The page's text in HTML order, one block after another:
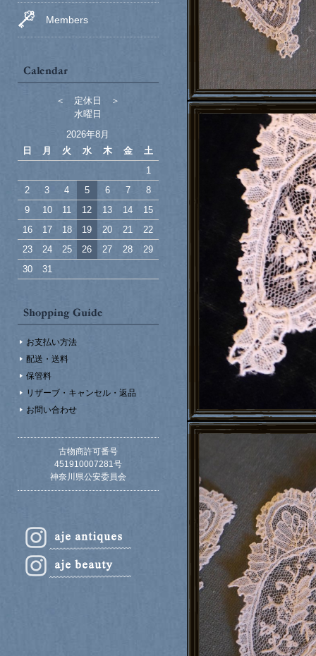
Members
＜ 定休日 ＞
水曜日
2026年8月
日
月 火 水 木 金
土
1
2
3 4 5 6 7
8
9
10 11 12 13 14
15
16
17 18 19 20 21
22
23
24 25 26 27 28
29
30
31
お支払い方法
配送・送料
保管料
リザーブ・キャンセル・返品
お問い合わせ
古物商許可番号
451910007281号
神奈川県公安委員会